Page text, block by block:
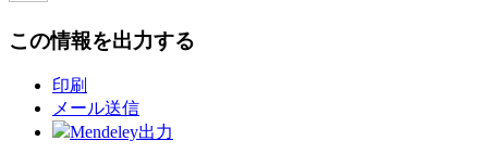
この情報を出力する
印刷
メール送信
Mendeley出力